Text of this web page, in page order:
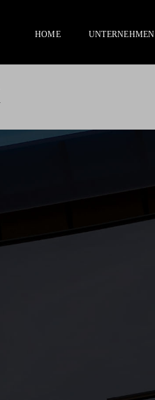
HOME UNTERNEHMEN